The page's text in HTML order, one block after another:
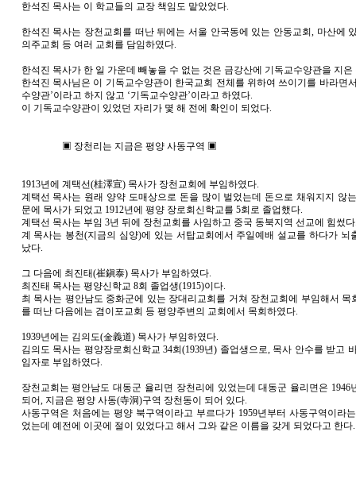
한석진 목사는 이 학교들의 교장 책임도 맡았었다.
한석진 목사는 장천교회를 떠난 뒤에는 서울 안국동에 있는 안동교회, 마산에
의주교회 등 여러 교회를 담임하였다.
한석진 목사가 한 일 가운데 빼놓을 수 없는 것은 금강산에 기독교수양관을 지
한석진 목사님은 이 기독교수양관이 한국교회 전체를 위하여 쓰이기를 바라면
수양관’이라고 하지 않고 ‘기독교수양관’이라고 하였다.
이 기독교수양관이 있었던 자리가 몇 해 전에 확인이 되었다.
▣ 장천리는 지금은 평양 사동구역 ▣
1913년에 계택선(桂澤宣) 목사가 장천교회에 부임하였다.
계택선 목사는 원래 양약 도매상으로 돈을 많이 벌었는데 돈으로 채워지지 않
문에 목사가 되었고 1912년에 평양 장로회신학교를 5회로 졸업했다.
계택선 목사는 부임 3년 뒤에 장천교회를 사임하고 중국 동북지역 선교에 힘썼
계 목사는 봉천(지금의 심양)에 있는 서탑교회에서 주일예배 설교를 하다가 뇌
났다.
그 다음에 최진태(崔鎭泰) 목사가 부임하였다.
최진태 목사는 평양신학교 8회 졸업생(1915)이다.
최 목사는 평안남도 중화군에 있는 장대리교회를 거쳐 장천교회에 부임해서 목
를 떠난 다음에는 겸이포교회 등 평양주변의 교회에서 목회하였다.
1939년에는 김의도(金義道) 목사가 부임하였다.
김의도 목사는 평양장로회신학교 34회(1939년) 졸업생으로, 목사 안수를 받고
임자로 부임하였다.
장천교회는 평안남도 대동군 율리면 장천리에 있었는데 대동군 율리면은 1946
되어, 지금은 평양 사동(寺洞)구역 장천동이 되어 있다.
사동구역은 처음에는 평양 북구역이라고 부르다가 1959년부터 사동구역이라
었는데 예전에 이곳에 절이 있었다고 해서 그와 같은 이름을 갖게 되었다고 한다.